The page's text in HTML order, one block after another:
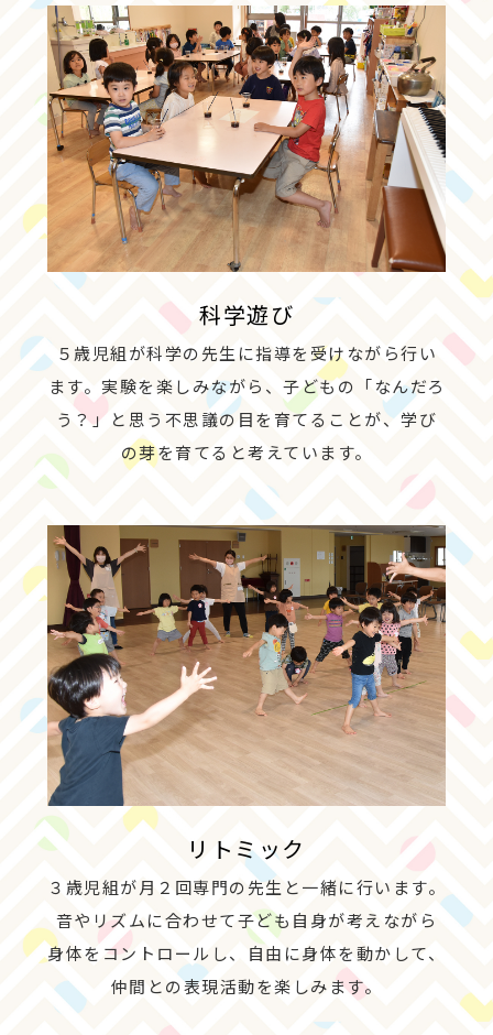
科学遊び
５歳児組が科学の先生に指導を受けながら行い
ます。実験を楽しみながら、子どもの「なんだろ
う？」と思う不思議の目を育てることが、学び
の芽を育てると考えています。
リトミック
３歳児組が月２回専門の先生と一緒に行います。
音やリズムに合わせて子ども自身が考えながら
身体をコントロールし、自由に身体を動かして、
仲間との表現活動を楽しみます。